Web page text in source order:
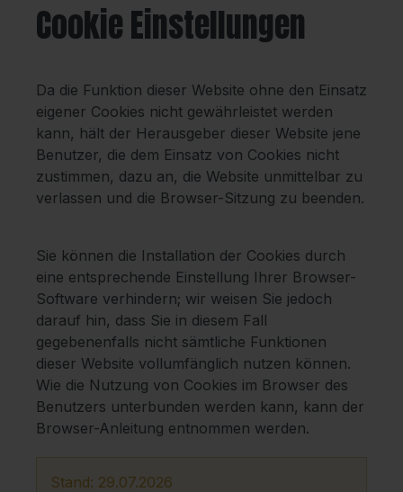
Cookie Einstellungen
Da die Funktion dieser Website ohne den Einsatz
eigener Cookies nicht gewährleistet werden
kann, hält der Herausgeber dieser Website jene
Benutzer, die dem Einsatz von Cookies nicht
zustimmen, dazu an, die Website unmittelbar zu
verlassen und die Browser-Sitzung zu beenden.
Sie können die Installation der Cookies durch
eine entsprechende Einstellung Ihrer Browser-
Software verhindern; wir weisen Sie jedoch
darauf hin, dass Sie in diesem Fall
gegebenenfalls nicht sämtliche Funktionen
dieser Website vollumfänglich nutzen können.
Wie die Nutzung von Cookies im Browser des
Benutzers unterbunden werden kann, kann der
Browser-Anleitung entnommen werden.
Stand: 29.07.2026